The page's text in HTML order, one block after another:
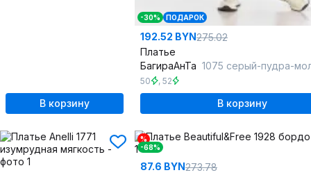
В корзину
-30% ПОДАРОК
192.52 BYN275.02
Платье
БагираАнТа 1075 серый-пудра-
50 , 52
В корзину
%
-68%
87.6 BYN273.78